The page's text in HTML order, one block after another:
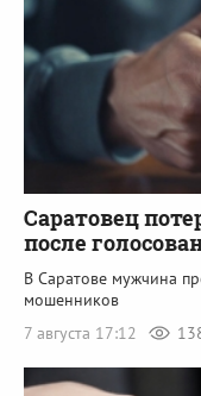
Саратовец
после
В Саратове мужчина
мошенников
7 августа 17:12